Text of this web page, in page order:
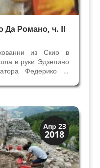
Да Романо, ч. II
из Скио в
в руки Эдзелино
Федерико II,
Эдзелино III правил
Апр 23
2018